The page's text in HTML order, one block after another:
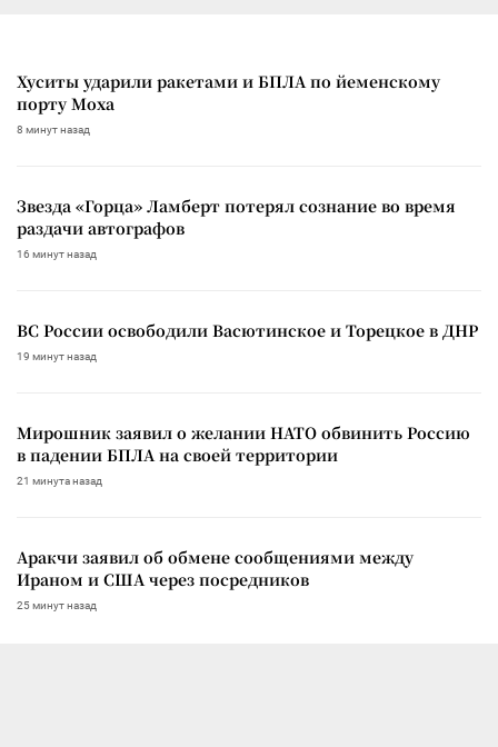
Хуситы ударили ракетами и БПЛА по йеменскому
порту Моха
8 минут назад
Звезда «Горца» Ламберт потерял сознание во время
раздачи автографов
16 минут назад
ВС России освободили Васютинское и Торецкое в ДНР
19 минут назад
Мирошник заявил о желании НАТО обвинить Россию
в падении БПЛА на своей территории
21 минута назад
Аракчи заявил об обмене сообщениями между
Ираном и США через посредников
25 минут назад